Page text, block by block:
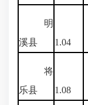
明
溪县
1.04
将
乐县
1.08